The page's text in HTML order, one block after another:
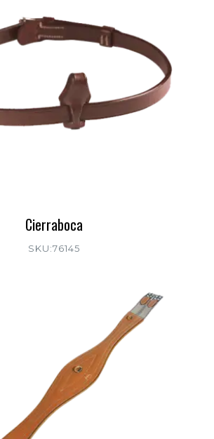
Cierraboca
SKU:76145